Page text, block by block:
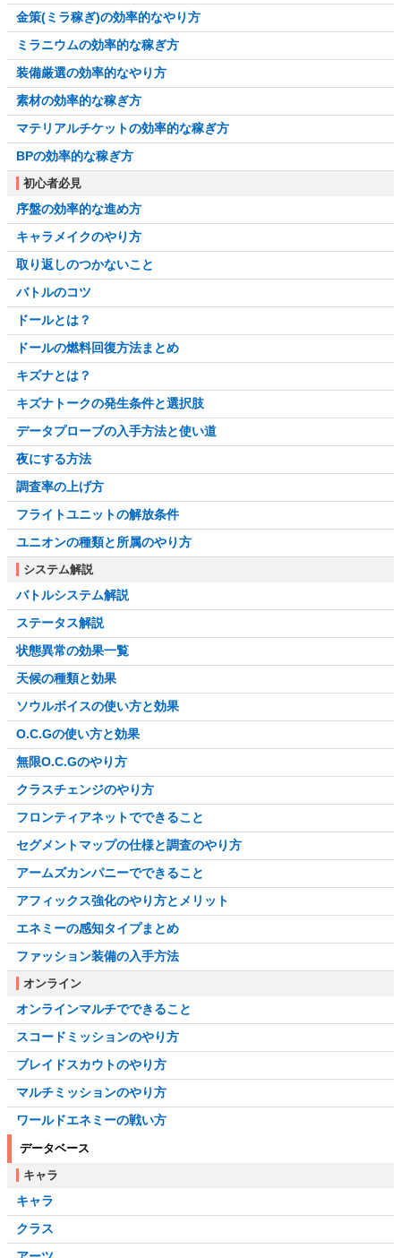
金策(ミラ稼ぎ)の効率的なやり方
ミラニウムの効率的な稼ぎ方
装備厳選の効率的なやり方
素材の効率的な稼ぎ方
マテリアルチケットの効率的な稼ぎ方
BPの効率的な稼ぎ方
初心者必見
序盤の効率的な進め方
キャラメイクのやり方
取り返しのつかないこと
バトルのコツ
ドールとは？
ドールの燃料回復方法まとめ
キズナとは？
キズナトークの発生条件と選択肢
データプローブの入手方法と使い道
夜にする方法
調査率の上げ方
フライトユニットの解放条件
ユニオンの種類と所属のやり方
システム解説
バトルシステム解説
ステータス解説
状態異常の効果一覧
天候の種類と効果
ソウルボイスの使い方と効果
O.C.Gの使い方と効果
無限O.C.Gのやり方
クラスチェンジのやり方
フロンティアネットでできること
セグメントマップの仕様と調査のやり方
アームズカンパニーでできること
アフィックス強化のやり方とメリット
エネミーの感知タイプまとめ
ファッション装備の入手方法
オンライン
オンラインマルチでできること
スコードミッションのやり方
ブレイドスカウトのやり方
マルチミッションのやり方
ワールドエネミーの戦い方
データベース
キャラ
キャラ
クラス